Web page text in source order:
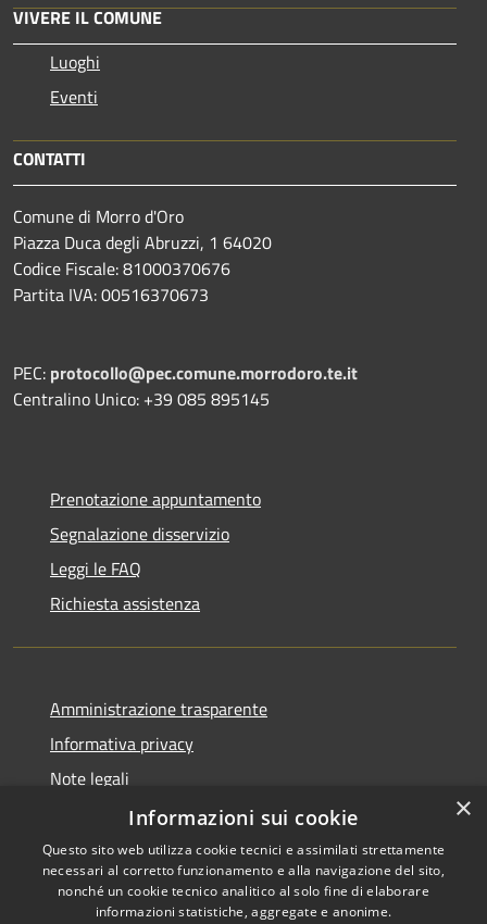
VIVERE IL COMUNE
Luoghi
Eventi
CONTATTI
Comune di Morro d'Oro
Piazza Duca degli Abruzzi, 1 64020
Codice Fiscale: 81000370676
Partita IVA: 00516370673
PEC: protocollo@pec.comune.morrodoro.te.it
Centralino Unico: +39 085 895145
Prenotazione appuntamento
Segnalazione disservizio
Leggi le FAQ
Richiesta assistenza
Amministrazione trasparente
Informativa privacy
Note legali
Dichiarazione di accessibilità
×
Informazioni sui cookie
Questo sito web utilizza cookie tecnici e assimilati strettamente
necessari al corretto funzionamento e alla navigazione del sito,
nonché un cookie tecnico analitico al solo fine di elaborare
informazioni statistiche, aggregate e anonime.